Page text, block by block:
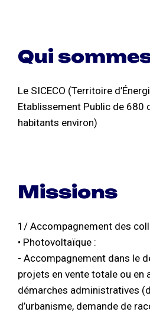
Qui
Le SICECO (Territoire
Etablissement Public de 680
habitants environ)
Missions
1/ Accompagnement des
• Photovoltaïque :
- Accompagnement dans le
projets en vente totale ou en
démarches administratives
d’urbanisme, demande de